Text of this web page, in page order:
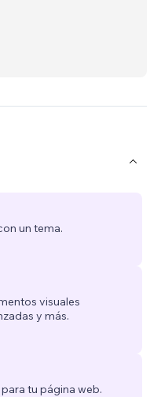
un tema.
visuales
y más.
tu página web.